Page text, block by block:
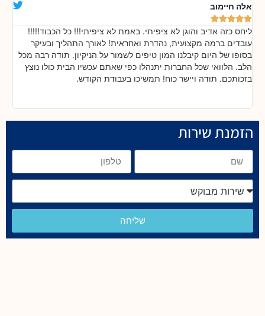
אלה חיימוב





ליחס כזה אדיב והוגן לא ציפיתי. באמת לא ציפיתי!!! כל הכבוד!!!!!
עובדים ברמה מקצועית, נהדרת ואחראית! לאורך התהליך ובעיקר
בסופו של היום קיבלנו המון טיפים לשמור על הניקיון. תודה רבה מכל
הלב. הלוואי שכל החברות יתנהלו כפי שאתם עכשיו הבית כולו נוצץ
בזכותכם. תודה ויישר כוח! תמשיכו בעבודת הקודש.
הזמנת שירות
שליחה